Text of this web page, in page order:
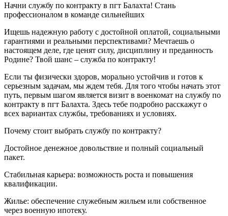
Начни службу по контракту в пгт Балахта! Стань
профессионалом в команде сильнейших
Ищешь надежную работу с достойной оплатой, социальными
гарантиями и реальными перспективами? Мечтаешь о
настоящем деле, где ценят силу, дисциплину и преданность
Родине? Твой шанс – служба по контракту!
Если ты физически здоров, морально устойчив и готов к
серьезным задачам, мы ждем тебя. Для того чтобы начать этот
путь, первым шагом является визит в военкомат на службу по
контракту в пгт Балахта. Здесь тебе подробно расскажут о
всех вариантах службы, требованиях и условиях.
Почему стоит выбрать службу по контракту?
Достойное денежное довольствие и полный социальный
пакет.
Стабильная карьера: возможность роста и повышения
квалификации.
Жилье: обеспечение служебным жильем или собственное
через военную ипотеку.